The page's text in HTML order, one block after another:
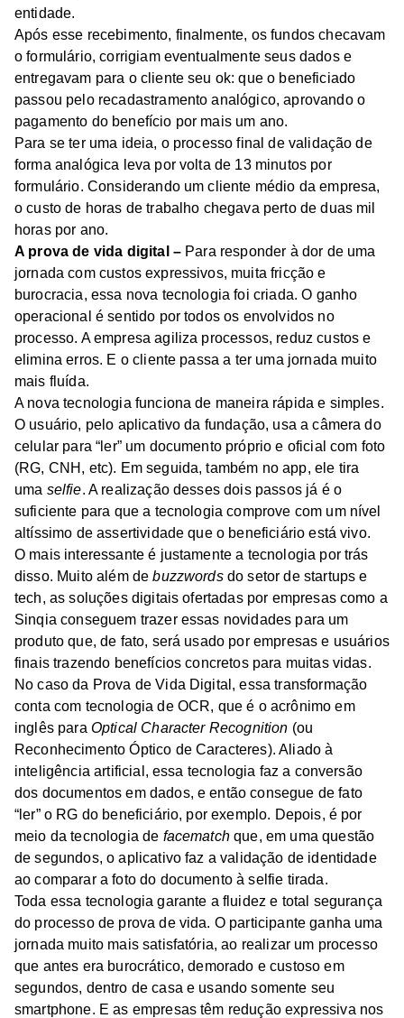
entidade.
Após esse recebimento, finalmente, os fundos checavam
o formulário, corrigiam eventualmente seus dados e
entregavam para o cliente seu ok: que o beneficiado
passou pelo recadastramento analógico, aprovando o
pagamento do benefício por mais um ano.
Para se ter uma ideia, o processo final de validação de
forma analógica leva por volta de 13 minutos por
formulário. Considerando um cliente médio da empresa,
o custo de horas de trabalho chegava perto de duas mil
horas por ano.
A prova de vida digital – Para responder à dor de uma
jornada com custos expressivos, muita fricção e
burocracia, essa nova tecnologia foi criada. O ganho
operacional é sentido por todos os envolvidos no
processo. A empresa agiliza processos, reduz custos e
elimina erros. E o cliente passa a ter uma jornada muito
mais fluída.
A nova tecnologia funciona de maneira rápida e simples.
O usuário, pelo aplicativo da fundação, usa a câmera do
celular para “ler” um documento próprio e oficial com foto
(RG, CNH, etc). Em seguida, também no app, ele tira
uma selfie. A realização desses dois passos já é o
suficiente para que a tecnologia comprove com um nível
altíssimo de assertividade que o beneficiário está vivo.
O mais interessante é justamente a tecnologia por trás
disso. Muito além debuzzwordsdo setor de startups e
tech, as soluções digitais ofertadas por empresas como a
Sinqia conseguem trazer essas novidades para um
produto que, de fato, será usado por empresas e usuários
finais trazendo benefícios concretos para muitas vidas.
No caso da Prova de Vida Digital, essa transformação
conta com tecnologia de OCR, que é o acrônimo em
inglês para Optical Character Recognition (ou
Reconhecimento Óptico de Caracteres). Aliado à
inteligência artificial, essa tecnologia faz a conversão
dos documentos em dados, e então consegue de fato
“ler” o RG do beneficiário, por exemplo. Depois, é por
meio da tecnologia de facematchque, em uma questão
de segundos, o aplicativo faz a validação de identidade
ao comparar a foto do documento à selfie tirada.
Toda essa tecnologia garante a fluidez e total segurança
do processo de prova de vida. O participante ganha uma
jornada muito mais satisfatória, ao realizar um processo
que antes era burocrático, demorado e custoso em
segundos, dentro de casa e usando somente seu
smartphone. E as empresas têm redução expressiva nos